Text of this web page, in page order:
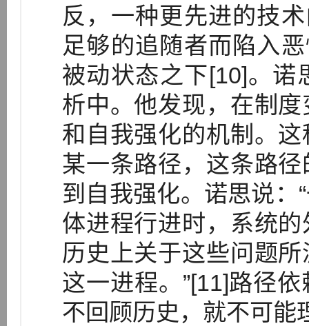
反，一种更先进的技
足够的追随者而陷入
被动状态之下[10]。诺
析中。他发现，在制
和自我强化的机制。
某一条路径，这条路
到自我强化。诺思说：
体进程行进时，系统
历史上关于这些问题
这一进程。”[11]路径
不回顾历史，就不可能